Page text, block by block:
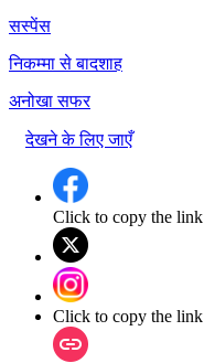
सस्पेंस
निकम्मा से बादशाह
अनोखा सफर
देखने के लिए जाएँ
Click to copy the link
Click to copy the link